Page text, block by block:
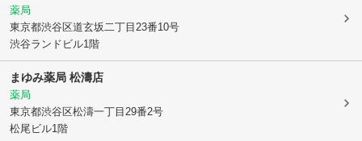
薬局
東京都渋谷区道玄坂二丁目23番10号
渋谷ランドビル1階
まゆみ薬局 松濤店
薬局
東京都渋谷区松濤一丁目29番2号
松尾ビル1階